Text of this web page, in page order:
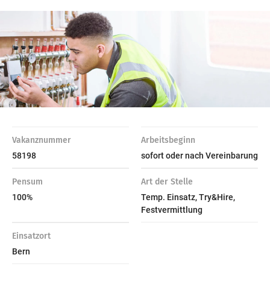
Vakanznummer
58198
Arbeitsbeginn
sofort oder nach Vereinbarung
Pensum
100%
Art der Stelle
Temp. Einsatz, Try&Hire,
Festvermittlung
Einsatzort
Bern